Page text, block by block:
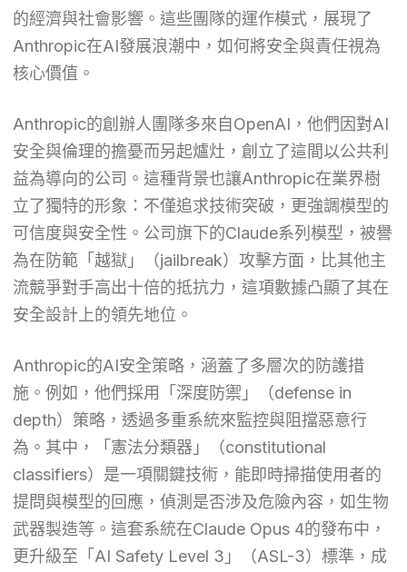
的經濟與社會影響。這些團隊的運作模式，展現了
Anthropic在AI發展浪潮中，如何將安全與責任視為
核心價值。
Anthropic的創辦人團隊多來自OpenAI，他們因對AI
安全與倫理的擔憂而另起爐灶，創立了這間以公共利
益為導向的公司。這種背景也讓Anthropic在業界樹
立了獨特的形象：不僅追求技術突破，更強調模型的
可信度與安全性。公司旗下的Claude系列模型，被譽
為在防範「越獄」（jailbreak）攻擊方面，比其他主
流競爭對手高出十倍的抵抗力，這項數據凸顯了其在
安全設計上的領先地位。
Anthropic的AI安全策略，涵蓋了多層次的防護措
施。例如，他們採用「深度防禦」（defense in
depth）策略，透過多重系統來監控與阻擋惡意行
為。其中，「憲法分類器」（constitutional
classifiers）是一項關鍵技術，能即時掃描使用者的
提問與模型的回應，偵測是否涉及危險內容，如生物
武器製造等。這套系統在Claude Opus 4的發布中，
更升級至「AI Safety Level 3」（ASL-3）標準，成